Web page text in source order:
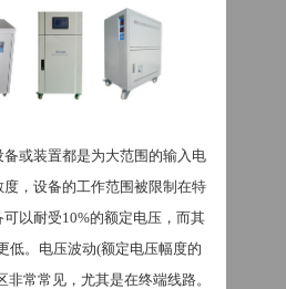
或装置都是为大范围的输入电
，设备的工作范围被限制在特
可以耐受10%的额定电压，而其
低。电压波动(额定电压幅度的
非常常见，尤其是在终端线路。